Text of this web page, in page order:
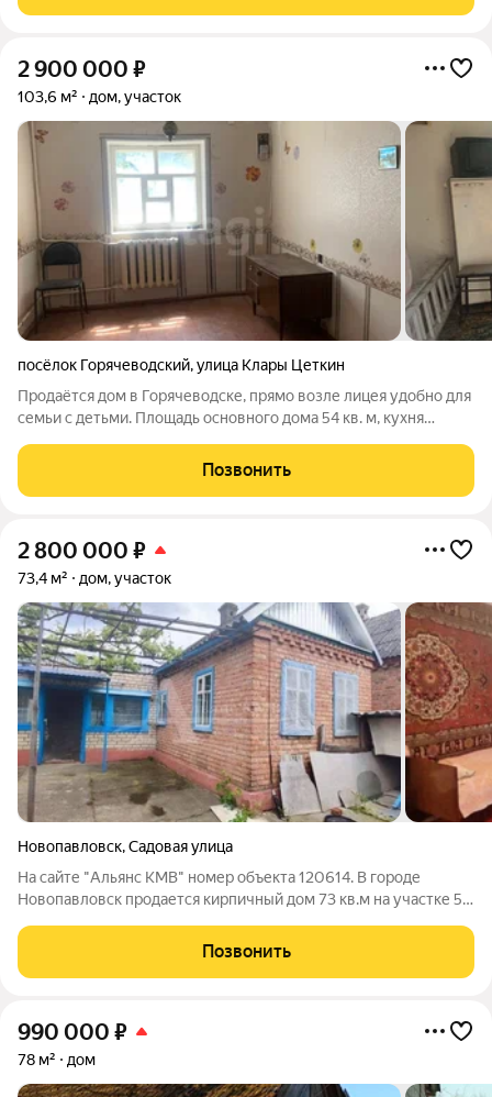
2 900 000 ₽
103,6 м² дом, участок
посёлок Горячеводский,улица Клары Цеткин
Продаётся дом в Горячеводске, прямо возле лицея удобно для
семьи с детьми. Площадь основного дома 54 кв. м, кухня
комнатой. Во дворе ещё один недостроенный объект
площадью 29 кв. м: планировался
Позвонить
2 800 000 ₽
73,4 м² дом, участок
Новопавловск,Садовая улица
На сайте "Альянс КМВ" номер объекта 120614. В городе
Новопавловск продается кирпичный дом 73 кв.м на участке 5
кухня-столовая, котельная. Дом отапливается котлом. Так же
имеется хоз.постройка.
Позвонить
990 000 ₽
78 м² дом